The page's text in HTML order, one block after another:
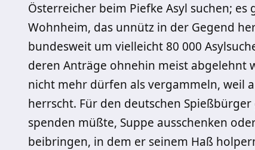
Österreicher beim Piefke Asyl suchen;
Wohnheim, das unnütz in der Gegend
bundesweit um vielleicht 80 000
deren Anträge ohnehin meist abgelehnt
nicht mehr dürfen als vergammeln, weil
herrscht. Für den deutschen
spenden müßte, Suppe ausschenken
beibringen, in dem er seinem Haß